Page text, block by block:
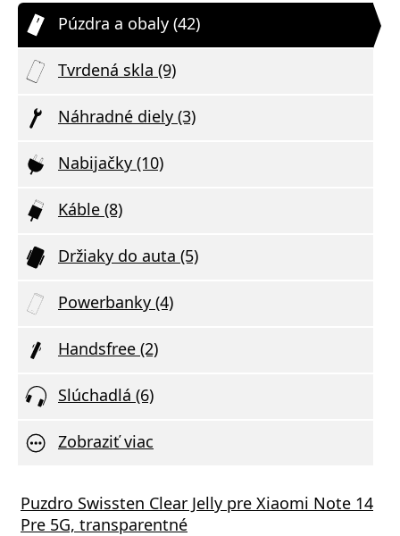
Púzdra a obaly (42)
Tvrdená skla (9)
Náhradné diely (3)
Nabijačky (10)
Káble (8)
Držiaky do auta (5)
Powerbanky (4)
Handsfree (2)
Slúchadlá (6)
Zobraziť viac
Puzdro Swissten Clear Jelly pre Xiaomi Note 14
Pre 5G, transparentné